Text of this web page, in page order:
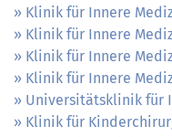
Klinik für Innere
Klinik für Innere
Klinik für Innere
Klinik für Innere
Universitätsklinik für
Klinik für